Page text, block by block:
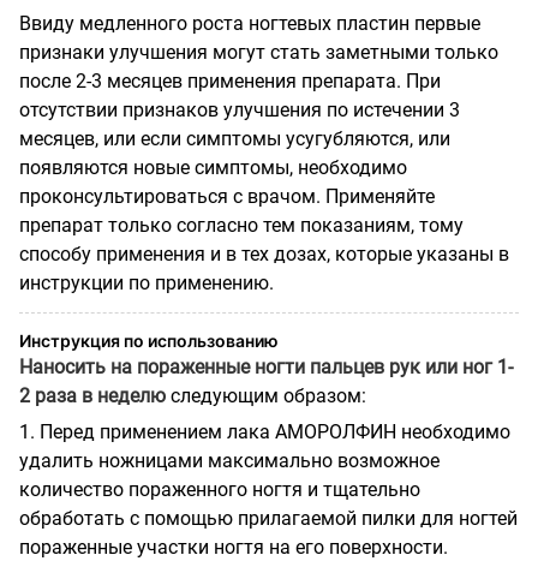
Ввиду медленного роста ногтевых пластин первые
признаки улучшения могут стать заметными только
после 2-3 месяцев применения препарата. При
отсутствии признаков улучшения по истечении 3
месяцев, или если симптомы усугубляются, или
появляются новые симптомы, необходимо
проконсультироваться с врачом. Применяйте
препарат только согласно тем показаниям, тому
способу применения и в тех дозах, которые указаны в
инструкции по применению.
Инструкция по использованию
Наносить на пораженные ногти пальцев рук или ног 1-
2 раза в неделю следующим образом:
1. Перед применением лака АМОРОЛФИН необходимо
удалить ножницами максимально возможное
количество пораженного ногтя и тщательно
обработать с помощью прилагаемой пилки для ногтей
пораженные участки ногтя на его поверхности.